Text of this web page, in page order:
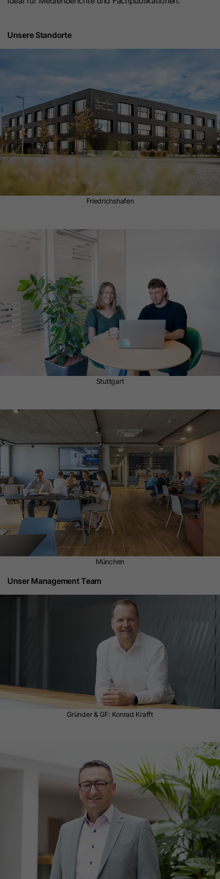
Unsere Standorte
Friedrichshafen
Stuttgart
München
Unser Management Team
Gründer & GF: Konrad Krafft
Dieses Cookie dient dazu, Nutzer
erfassen.
Name gat_optional
Anbieter Google Ireland Limited
Laufzeit 1 Minute
Dieses Cookie wird verwendet, um die
die Datenerfassung bei stark
optimieren.